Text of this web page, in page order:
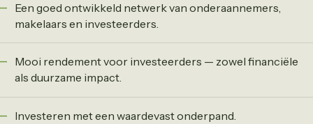
Een goed ontwikkeld netwerk van onderaannemers,
makelaars en investeerders.
Mooi rendement voor investeerders — zowel financiële
als duurzame impact.
Investeren met een waardevast onderpand.